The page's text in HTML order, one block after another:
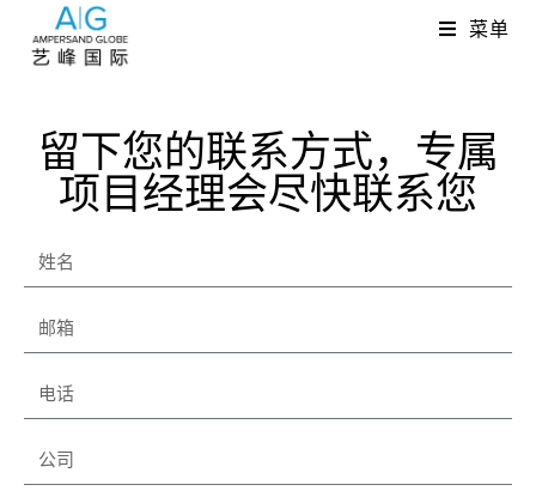
菜单
留下您的联系方式，专属
项目经理会尽快联系您